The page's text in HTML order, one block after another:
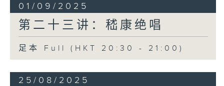
01/09/2025
第二十三讲：嵇康绝唱
足本 Full (HKT 20:30 - 21:00)
25/08/2025